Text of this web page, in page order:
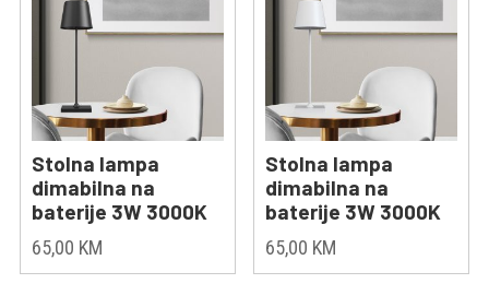
Stolna lampa
dimabilna na
baterije 3W 3000K
65,00 KM
Stolna lampa
dimabilna na
baterije 3W 3000K
65,00 KM